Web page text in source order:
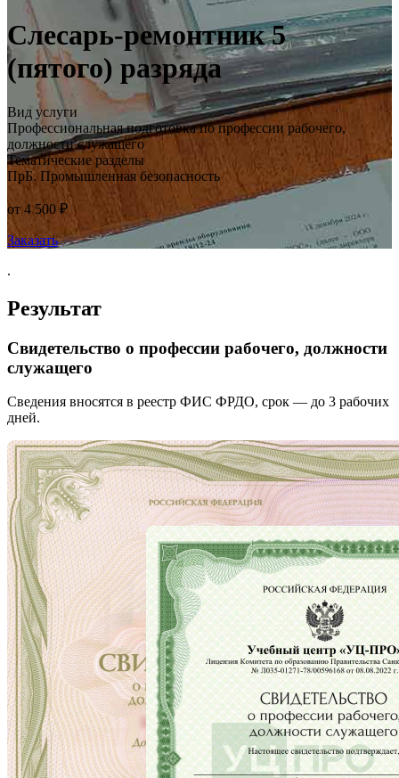
Слесарь-ремонтник 5
(пятого) разряда
Вид услуги
Профессиональная подготовка по профессии рабочего,
должности служащего
Тематические разделы
ПрБ. Промышленная безопасность
от 4 500 ₽
Заказать
.
Результат
Свидетельство о профессии рабочего, должности
служащего
Сведения вносятся в реестр ФИС ФРДО, срок — до 3 рабочих
дней.